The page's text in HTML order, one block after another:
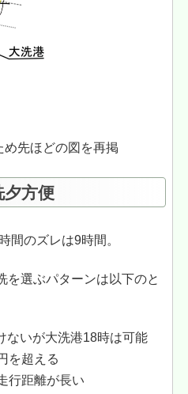
先ほどの図を再掲
夕方便
間のズレは9時間。
を選ぶパターンは以下のと
ないが大洗港18時は可能
を超える
行距離が長い